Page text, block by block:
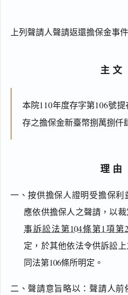
上列聲請人聲請返還擔保金事
主文
本院110年度存字第106號
存之擔保金新臺幣捌萬捌仟
理由
一、按供擔保人證明受擔保
應依供擔保人之聲請，以
事訴訟法第104條第1項第
定，於其他依法令供訴訟
同法第106條所明定。
二、聲請意旨略以：聲請人